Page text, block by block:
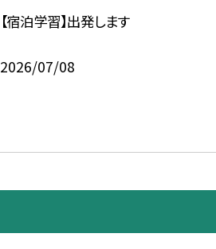
【宿泊学習】出発します
2026/07/08